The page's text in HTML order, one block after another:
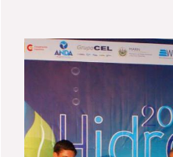
a través del Fondo
Agua y Saneamiento.